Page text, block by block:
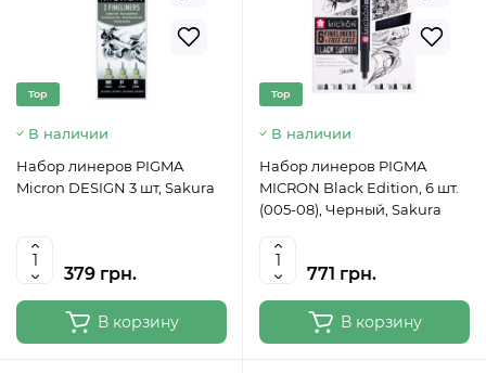
Top
В наличии
Набор линеров PIGMA
Micron DESIGN 3 шт, Sakura
379 грн.
В корзину
Top
В наличии
Набор линеров PIGMA
MICRON Black Edition, 6 шт.
(005-08), Черный, Sakura
771 грн.
В корзину